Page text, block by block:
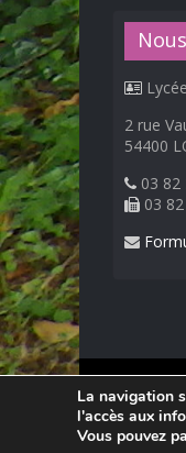
2 rue
54400
03 82
03
© 2026
La navigation
l'accès aux
Vous pouvez